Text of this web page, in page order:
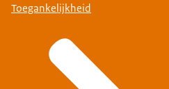
Toegankelijkheid